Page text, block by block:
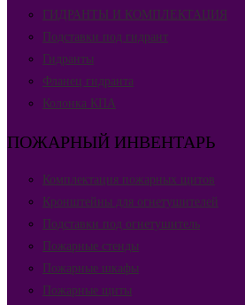
ГИДРАНТЫ И КОМПЛЕКТАЦИЯ
Подставки под гидрант
Гидранты
Фланец гидранта
Колонка КПА
ПОЖАРНЫЙ ИНВЕНТАРЬ
Комплектация пожарных щитов
Кронштейны для огнетушителей
Подставки под огнетушитель
Пожарные стенды
Пожарные шкафы
Пожарные щиты